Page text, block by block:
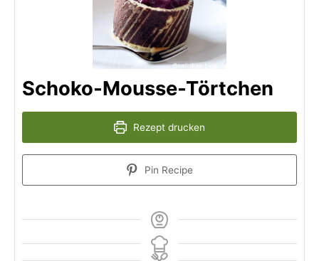
Schoko-Mousse-Törtchen
Rezept drucken
Pin Recipe